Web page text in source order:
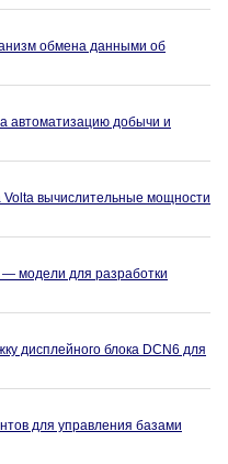
обмена данными об
автоматизацию добычи и
Volta вычислительные мощности
— модели для разработки
дисплейного блока DCN6 для
для управления базами